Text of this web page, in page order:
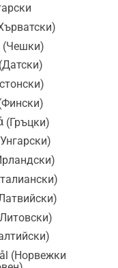
)
(Чешки)
Датски)
)
Фински)
(Гръцки)
Унгарски)
)
)
)
Литовски)
)
(Норвежки